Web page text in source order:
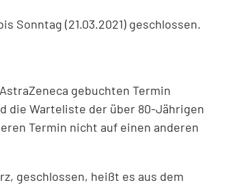
Sonntag (21.03.2021) geschlossen.
gebuchten Termin
die Warteliste der über 80-Jährigen
Termin nicht auf einen anderen
geschlossen, heißt es aus dem